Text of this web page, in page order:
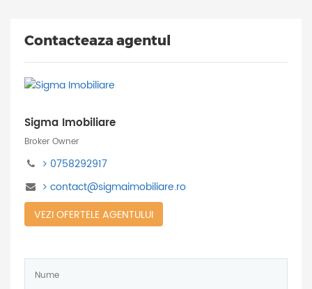
Contacteaza agentul
Sigma Imobiliare
Broker Owner
0758292917
contact@sigmaimobiliare.ro
VEZI OFERTELE AGENTULUI